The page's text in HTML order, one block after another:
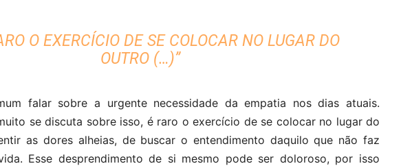
O EXERCÍCIO DE SE COLOCAR NO LUGAR DO
OUTRO (…)”
falar sobre a urgente necessidade da empatia nos dias atuais.
se discuta sobre isso, é raro o exercício de se colocar no lugar do
as dores alheias, de buscar o entendimento daquilo que não faz
Esse desprendimento de si mesmo pode ser doloroso, por isso